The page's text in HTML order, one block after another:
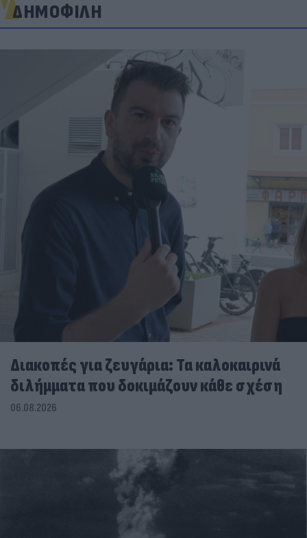
ΔΗΜΟΦΙΛΗ
Διακοπές για ζευγάρια: Τα καλοκαιρινά
διλήμματα που δοκιμάζουν κάθε σχέση
06.08.2026